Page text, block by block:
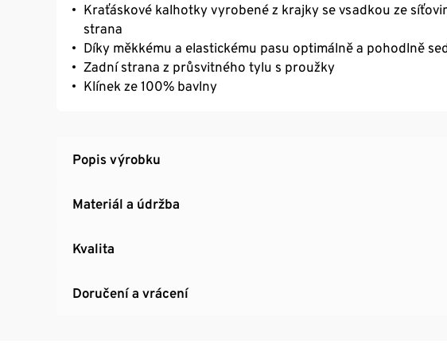
Kraťáskové kalhotky vyrobené z krajky se vsadkou ze
strana
Díky měkkému a elastickému pasu optimálně a pohodlně
Zadní strana z průsvitného tylu s proužky
Klínek ze 100% bavlny
Popis výrobku
Materiál a údržba
Kvalita
Doručení a vrácení